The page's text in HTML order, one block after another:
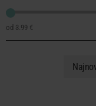
3.99 €